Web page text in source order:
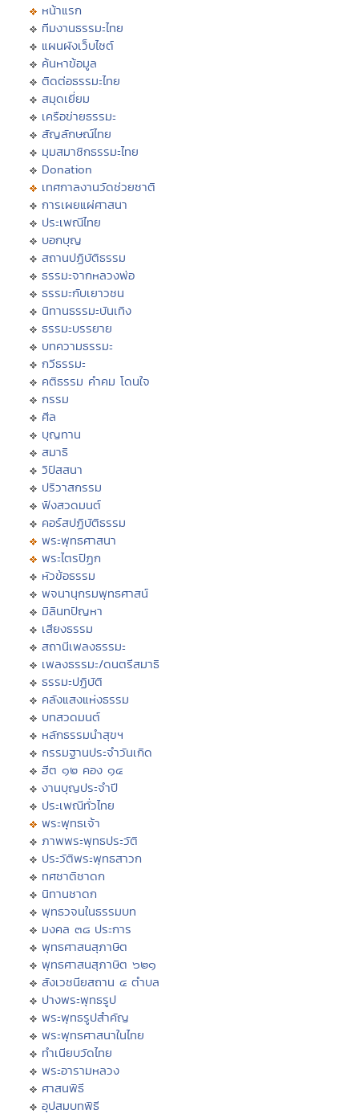
หน้าแรก
ทีมงานธรรมะไทย
แผนผังเว็บไซต์
ค้นหาข้อมูล
ติดต่อธรรมะไทย
สมุดเยี่ยม
เครือข่ายธรรมะ
สัญลักษณ์ไทย
มุมสมาชิกธรรมะไทย
Donation
เทศกาลงานวัดช่วยชาติ
การเผยแผ่ศาสนา
ประเพณีไทย
บอกบุญ
สถานปฏิบัติธรรม
ธรรมะจากหลวงพ่อ
ธรรมะกับเยาวชน
นิทานธรรมะบันเทิง
ธรรมะบรรยาย
บทความธรรมะ
กวีธรรมะ
คติธรรม คำคม โดนใจ
กรรม
ศีล
บุญทาน
สมาธิ
วิปัสสนา
ปริวาสกรรม
ฟังสวดมนต์
คอร์สปฏิบัติธรรม
พระพุทธศาสนา
พระไตรปิฏก
หัวข้อธรรม
พจนานุกรมพุทธศาสน์
มิลินทปัญหา
เสียงธรรม
สถานีเพลงธรรมะ
เพลงธรรมะ/ดนตรีสมาธิ
ธรรมะปฏิบัติ
คลังแสงแห่งธรรม
บทสวดมนต์
หลักธรรมนำสุขฯ
กรรมฐานประจำวันเกิด
ฮีต ๑๒ คอง ๑๔
งานบุญประจำปี
ประเพณีทั่วไทย
พระพุทธเจ้า
ภาพพระพุทธประวัติ
ประวัติพระพุทธสาวก
ทศชาติชาดก
นิทานชาดก
พุทธวจนในธรรมบท
มงคล ๓๘ ประการ
พุทธศาสนสุภาษิต
พุทธศาสนสุภาษิต ๖๒๑
สังเวชนียสถาน ๔ ตำบล
ปางพระพุทธรูป
พระพุทธรูปสำคัญ
พระพุทธศาสนาในไทย
ทำเนียบวัดไทย
พระอารามหลวง
ศาสนพิธี
อุปสมบทพิธี